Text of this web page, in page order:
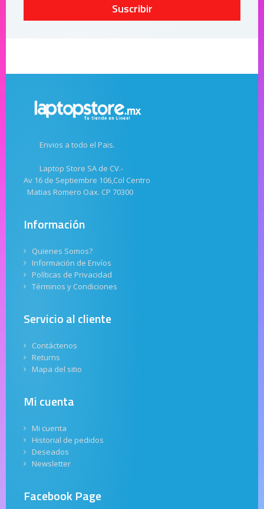
Suscribir
Envios a todo el Pais.
Laptop Store SA de CV.-
Av 16 de Septiembre 106,Col Centro
Matias Romero Oax. CP 70300
Información
Quienes Somos?
Información de Envíos
Políticas de Privacidad
Términos y Condiciones
Servicio al cliente
Contáctenos
Returns
Mapa del sitio
Mi cuenta
Mi cuenta
Historial de pedidos
Deseados
Newsletter
Facebook Page